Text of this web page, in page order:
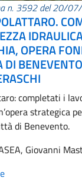
n. 3592 del 20/
OPERA
DI
completati i
strategica
di Benevento.
Giovanni